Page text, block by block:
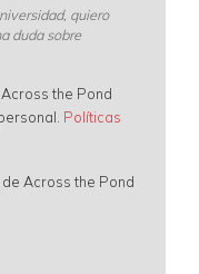
quiero
duda sobre
the Pond
Políticas
Across the Pond